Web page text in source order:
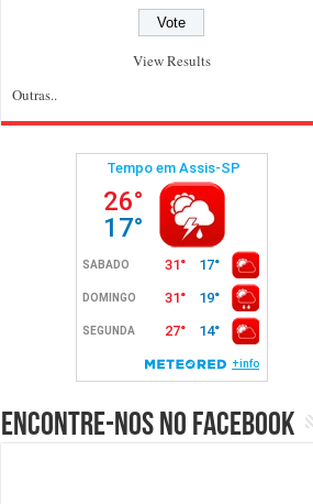
View Results
Outras..
Encontre-nos no Facebook